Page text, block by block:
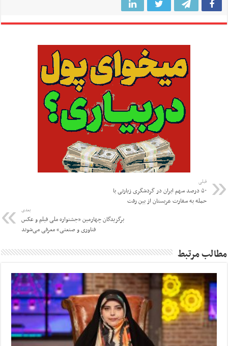
قبلی
۵۰ درصد سهم ایران در گردشگری زیارتی با
حمله به سفارت عربستان از بین رفت
بعدی
برگزیدگان چهارمین «جشنواره ملی فیلم و عکس
فناوری و صنعتی» معرفی می‌شوند
مطالب مرتبط